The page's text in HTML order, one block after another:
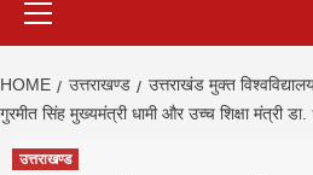
HOME उत्तराखण्ड
उत्तराखंड मुक्त
गुरमीत सिंह मुख्यमंत्री धामी और उच्च शिक्षा मंत्री
उत्तराखण्ड